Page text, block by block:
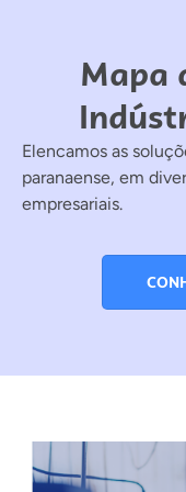
Mapa
Elencamos as
paranaense, em
empresariais.